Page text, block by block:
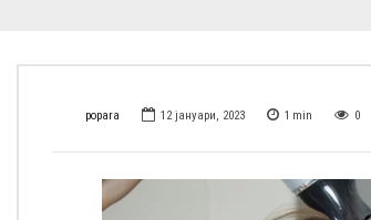
popara 12 јануари, 2023 1 min 0